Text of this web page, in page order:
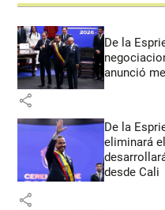
De la
anunció
share
De la
eliminará
desde Cali
share